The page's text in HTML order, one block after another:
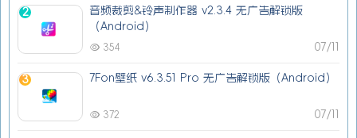
2
音频裁剪&铃声制作器 v2.3.4 无广告解锁版
（Android）
07/11
354
3 7Fon壁纸 v6.3.51 Pro 无广告解锁版（Android）
07/11
372